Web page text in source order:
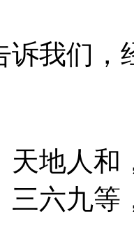
我们，
地人和
六九等